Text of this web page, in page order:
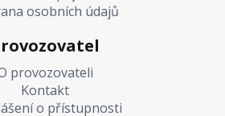
osobních údajů
provozovateli
Kontakt
o přístupnosti